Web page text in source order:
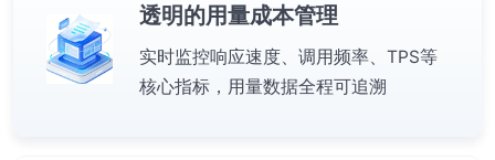
透明的用量成本管理
实时监控响应速度、调用频率、TPS等
核心指标，用量数据全程可追溯